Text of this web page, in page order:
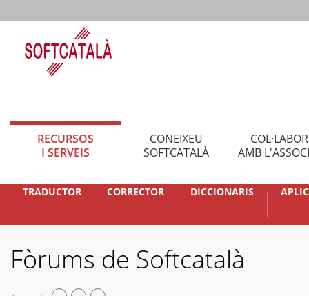
RECURSOS
I SERVEIS
CONEIXEU
SOFTCATALÀ
AMB
TRADUCTOR CORRECTOR DICCIONARIS
Fòrums de Softcatalà